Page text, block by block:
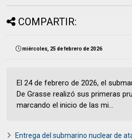
COMPARTIR:
miércoles, 25 de febrero de 2026
El 24 de febrero de 2026, el
De Grasse realizó sus primeras
marcando el inicio de las mi...
Entrega del submarino nuclear de